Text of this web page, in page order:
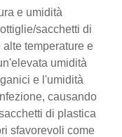
e umidità
sacchetti di
temperature e
umidità
e l'umidità
causando
di plastica
sfavorevoli come